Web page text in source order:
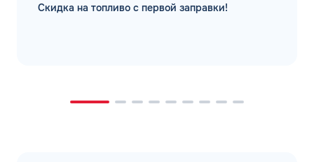
Скидка на топливо с первой заправки!